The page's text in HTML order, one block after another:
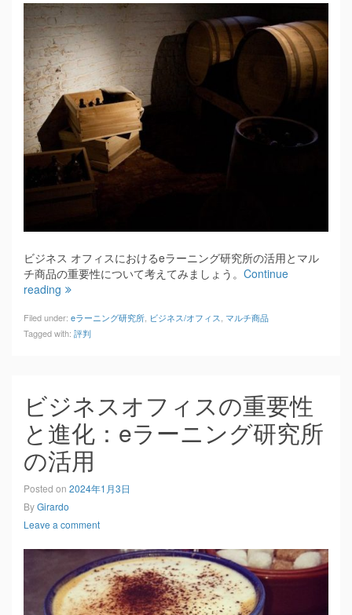
ビジネス オフィスにおけるeラーニング研究所の活用とマル
チ商品の重要性について考えてみましょう。 Continue
reading
Filed under: eラーニング研究所 ビジネス/オフィス マルチ商品
Tagged with: 評判
ビジネスオフィスの重要性
と進化：eラーニング研究所
の活用
Posted on 2024年1月3日
ByGirardo
Leave a comment